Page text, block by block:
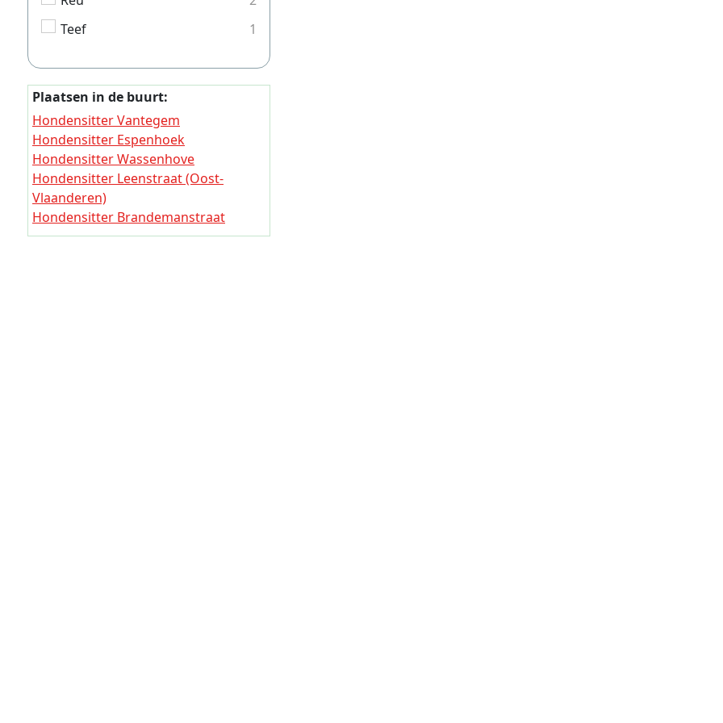
Teef
1
Plaatsen in de buurt:
Hondensitter Vantegem
Hondensitter Espenhoek
Hondensitter Wassenhove
Hondensitter Leenstraat (Oost-
Vlaanderen)
Hondensitter Brandemanstraat
Hondensitter Begijnestraat